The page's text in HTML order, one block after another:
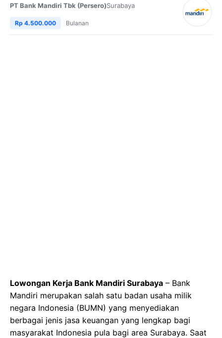
PT Bank Mandiri Tbk (Persero)Surabaya
Rp 4.500.000 Bulanan
Lowongan Kerja Bank Mandiri Surabaya – Bank
Mandiri merupakan salah satu badan usaha milik
negara Indonesia (BUMN) yang menyediakan
berbagai jenis jasa keuangan yang lengkap bagi
masyarakat Indonesia pula bagi area Surabaya. Saat